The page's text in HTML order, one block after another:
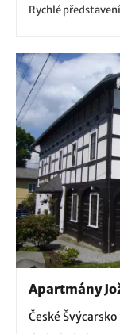
Rychlépředstavení
Apartmány
České Švýcarsko